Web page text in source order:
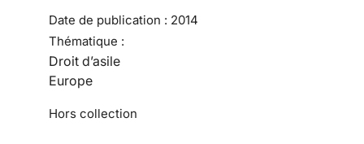
Date de publication : 2014
Thématique :
Droit d’asile
Europe
Hors collection